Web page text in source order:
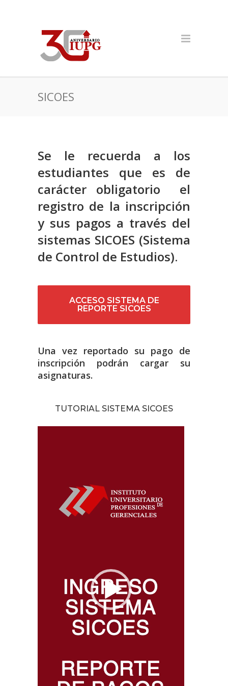
SICOES
Se le recuerda a los
estudiantes que es de
carácter obligatorio el
registro de la inscripción
y sus pagos a través del
sistemas SICOES (Sistema
de Control de Estudios).
ACCESO SISTEMA DE
REPORTE SICOES
Una vez reportado su pago de
inscripción podrán cargar su
asignaturas.
TUTORIAL SISTEMA SICOES